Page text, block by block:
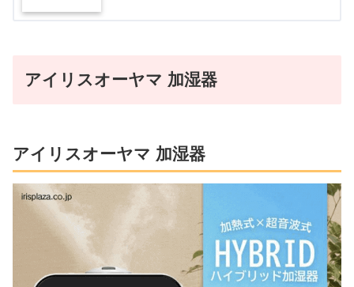
アイリスオーヤマ 加湿器
アイリスオーヤマ 加湿器